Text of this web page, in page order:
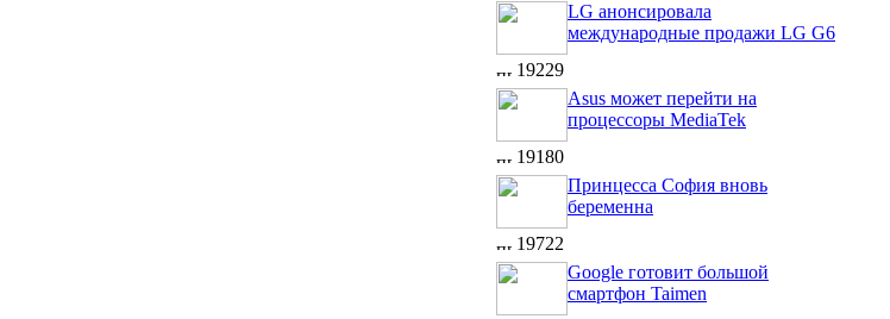
LG анонсировала
международные продажи LG G6
19229
Asus может перейти на
процессоры MediaTek
19180
Принцесса София вновь
беременна
19722
Google готовит большой
смартфон Taimen